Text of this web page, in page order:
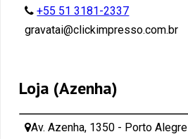
+55 51 3181-2337
gravatai@clickimpresso.com.br
Loja (Azenha)
Av. Azenha, 1350 - Porto Alegre